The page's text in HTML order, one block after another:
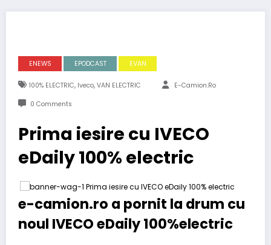
ENEWS EPODCAST EVAN
100% ELECTRIC, Iveco, VAN ELECTRIC E-Camion.ro
0 Comments
Prima iesire cu IVECO
eDaily 100% electric
e-camion.ro a pornit la drum cu
noul IVECO eDaily 100%electric